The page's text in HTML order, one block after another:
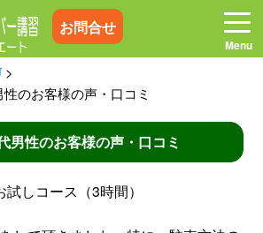
お問合せ
お電話はこちら
>
のお客様の声・口コミ
男性のお客様の声・口コミ
しコース（3時間）